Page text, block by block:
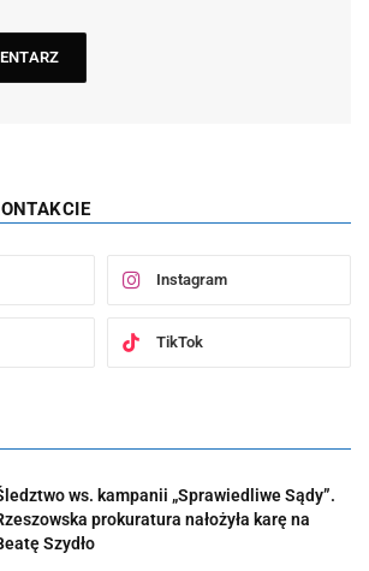
Instagram
TikTok
ws. kampanii „Sprawiedliwe Sądy”.
prokuratura nałożyła karę na
Szydło